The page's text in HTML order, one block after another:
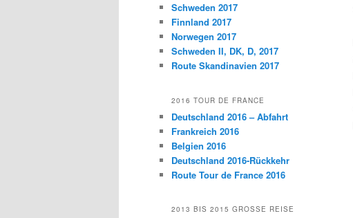
Schweden 2017
Finnland 2017
Norwegen 2017
Schweden II, DK, D, 2017
Route Skandinavien 2017
2016 TOUR DE FRANCE
Deutschland 2016 – Abfahrt
Frankreich 2016
Belgien 2016
Deutschland 2016-Rückkehr
Route Tour de France 2016
2013 BIS 2015 GROSSE REISE